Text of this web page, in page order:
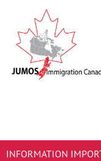
INFORMATION